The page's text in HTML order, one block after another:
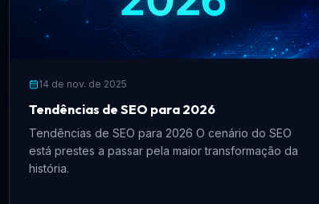
14 de nov. de 2025
Tendências de SEO para 2026
Tendências de SEO para 2026 O cenário do SEO
está prestes a passar pela maior transformação da
história.